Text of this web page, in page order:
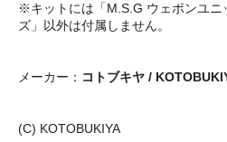
※キットには「M.S.G ウェポンユニ
ズ」以外は付属しません。
メーカー： コトブキヤ /
(C) KOTOBUKIYA